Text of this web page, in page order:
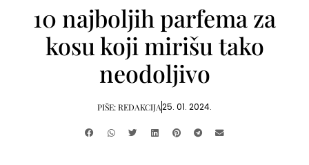
10 najboljih parfema za
kosu koji mirišu tako
neodoljivo
PIŠE:REDAKCIJA25. 01. 2024.